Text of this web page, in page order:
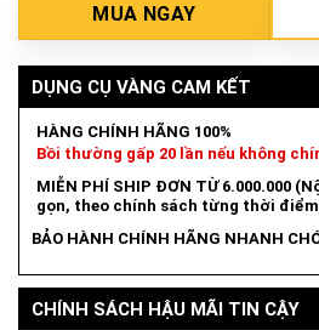
MUA NGAY
DỤNG CỤ VÀNG CAM KẾT
HÀNG CHÍNH HÃNG 100%
Bồi thường gấp 20 lần nếu không
MIỄN PHÍ SHIP ĐƠN TỪ 6.000.000
gọn, theo chính sách từng thời
BẢO HÀNH CHÍNH HÃNG NHANH
CHÍNH SÁCH HẬU MÃI TIN CẬY